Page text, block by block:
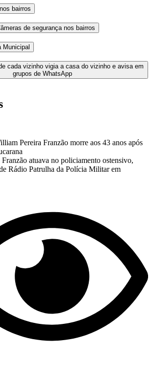
bairros
de segurança nos bairros
Municipal
cada vizinho vigia a casa do vizinho e avisa em
grupos de WhatsApp
Pereira Franzão morre aos 43 anos após
atuava no policiamento ostensivo,
Rádio Patrulha da Polícia Militar em